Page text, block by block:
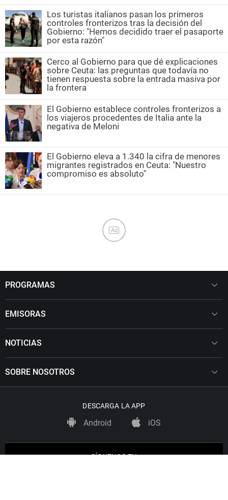
Los turistas italianos pasan los primeros
controles fronterizos tras la decisión del
Gobierno: "Hemos decidido traer el pasaporte
por esta razón"
Cerco al Gobierno para que dé explicaciones
sobre Ceuta: las preguntas que todavía no
tienen respuesta sobre la entrada masiva por
la frontera
El Gobierno establece controles fronterizos a
los viajeros procedentes de Italia ante la
negativa de Meloni
El Gobierno eleva a 1.340 la cifra de menores
migrantes registrados en Ceuta: "Nuestro
compromiso es absoluto"
Ad
PROGRAMAS
EMISORAS
NOTICIAS
SOBRE NOSOTROS
DESCARGA LA APP
Android iOS
SÍGUENOS EN